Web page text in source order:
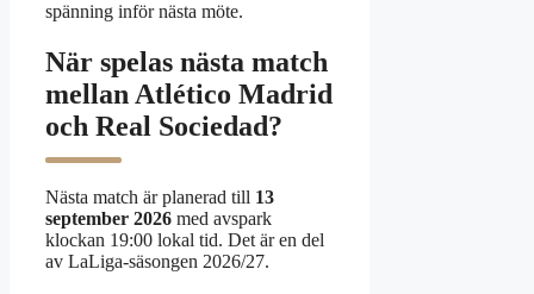
spänning inför nästa möte.
När spelas nästa match
mellan Atlético Madrid
och Real Sociedad?
Nästa match är planerad till 13
september 2026 med avspark
klockan 19:00 lokal tid. Det är en del
av LaLiga-säsongen 2026/27.